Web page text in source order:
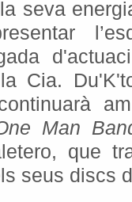
seva
Cia.
Man
que
seus discs